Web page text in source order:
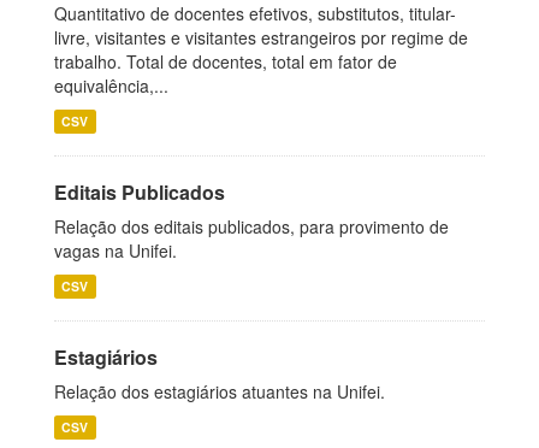
Quantitativo de docentes efetivos, substitutos, titular-
livre, visitantes e visitantes estrangeiros por regime de
trabalho. Total de docentes, total em fator de
equivalência,...
CSV
Editais Publicados
Relação dos editais publicados, para provimento de
vagas na Unifei.
CSV
Estagiários
Relação dos estagiários atuantes na Unifei.
CSV